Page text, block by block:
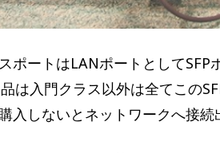
ポートはLANポートとしてSFP
は入門クラス以外は全てこの
入しないとネットワークへ接続